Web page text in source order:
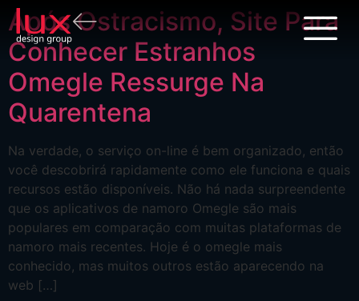
Após Ostracismo, Site Para
Conhecer Estranhos
Omegle Ressurge Na
Quarentena
Na verdade, o serviço on-line é bem organizado, então
você descobrirá rapidamente como ele funciona e quais
recursos estão disponíveis. Não há nada surpreendente
que os aplicativos de namoro Omegle são mais
populares em comparação com muitas plataformas de
namoro mais recentes. Hoje é o omegle mais
conhecido, mas muitos outros estão aparecendo na
web […]